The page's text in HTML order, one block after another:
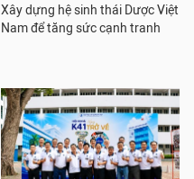
Xây dựng hệ sinh thái Dược Việt
Nam để tăng sức cạnh tranh